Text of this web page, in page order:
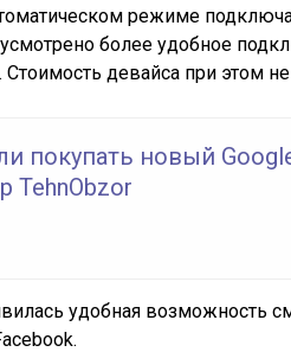
режиме
более удобное
девайса при этом
покупать новый
TehnObzor
удобная возможность